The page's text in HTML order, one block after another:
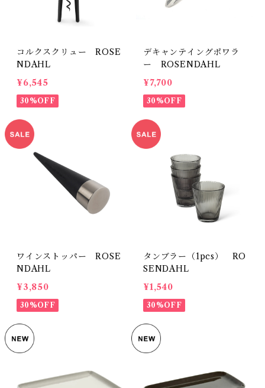
コルクスクリュー ROSE
NDAHL
¥6,545
30%OFF
デキャンテイングポワラ
ー ROSENDAHL
¥7,700
30%OFF
ワインストッパー ROSE
NDAHL
¥3,850
30%OFF
タンブラー（1pcs） RO
SENDAHL
¥1,540
30%OFF